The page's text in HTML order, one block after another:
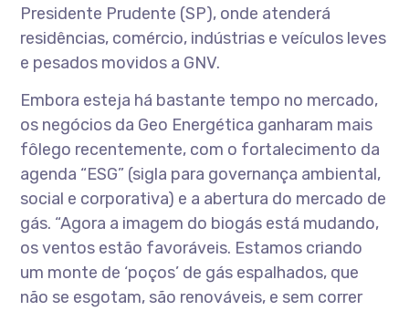
Presidente Prudente (SP), onde atenderá
residências, comércio, indústrias e veículos leves
e pesados movidos a GNV.
Embora esteja há bastante tempo no mercado,
os negócios da Geo Energética ganharam mais
fôlego recentemente, com o fortalecimento da
agenda “ESG” (sigla para governança ambiental,
social e corporativa) e a abertura do mercado de
gás. “Agora a imagem do biogás está mudando,
os ventos estão favoráveis. Estamos criando
um monte de ‘poços’ de gás espalhados, que
não se esgotam, são renováveis, e sem correr